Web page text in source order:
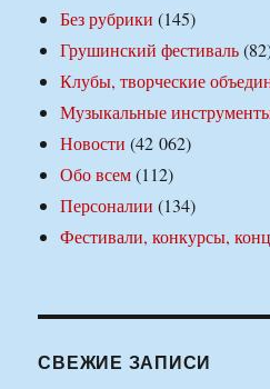
Без рубрики (145)
Грушинский фестиваль
Клубы, творческие
Музыкальные
Новости (42 062)
Обо всем(112)
Персоналии (134)
Фестивали, конкурсы,
СВЕЖИЕ ЗАПИСИ